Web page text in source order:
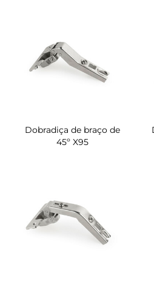
Dobradiça de braço de
45º X95